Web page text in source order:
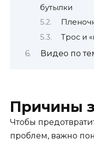
бутылки
Трос и
Видео по
Причины
Чтобы
проблем, важно